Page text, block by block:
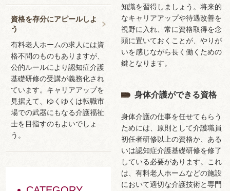
資格を存分にアピールしよ
う
有料老人ホームの求人には資
格不問のものもありますが、
公的ルールにより認知症介護
基礎研修の受講が義務化され
ています。キャリアアップを
見据えて、ゆくゆくは転職市
場での武器にもなる介護福祉
士を目指すのもよいでしょ
う。
知識を習得しましょう。将来的
なキャリアアップや待遇改善を
視野に入れ、常に資格取得を念
頭に置いておくことが、やりが
いを感じながら長く働くための
鍵となります。
身体介護ができる資格
身体介護の仕事を任せてもらう
ためには、原則として介護職員
初任者研修以上の資格か、ある
いは認知症介護基礎研修を修了
している必要があります。これ
は、有料老人ホームなどの施設
において適切な介護技術と専門